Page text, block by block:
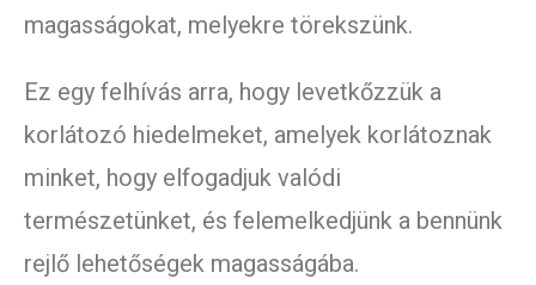
magasságokat, melyekre törekszünk.
Ez egy felhívás arra, hogy levetkőzzük a
korlátozó hiedelmeket, amelyek korlátoznak
minket, hogy elfogadjuk valódi
természetünket, és felemelkedjünk a bennünk
rejlő lehetőségek magasságába.